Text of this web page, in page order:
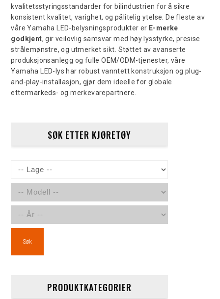
kvalitetsstyringsstandarder for bilindustrien for å sikre
konsistent kvalitet, varighet, og pålitelig ytelse. De fleste av
våre Yamaha LED-belysningsprodukter er E-merke
godkjent, gir veilovlig samsvar med høy lysstyrke, presise
strålemønstre, og utmerket sikt. Støttet av avanserte
produksjonsanlegg og fulle OEM/ODM-tjenester, våre
Yamaha LED-lys har robust vanntett konstruksjon og plug-
and-play-installasjon, gjør dem ideelle for globale
ettermarkeds- og merkevarepartnere.
SØK ETTER KJØRETØY
Søk
PRODUKTKATEGORIER